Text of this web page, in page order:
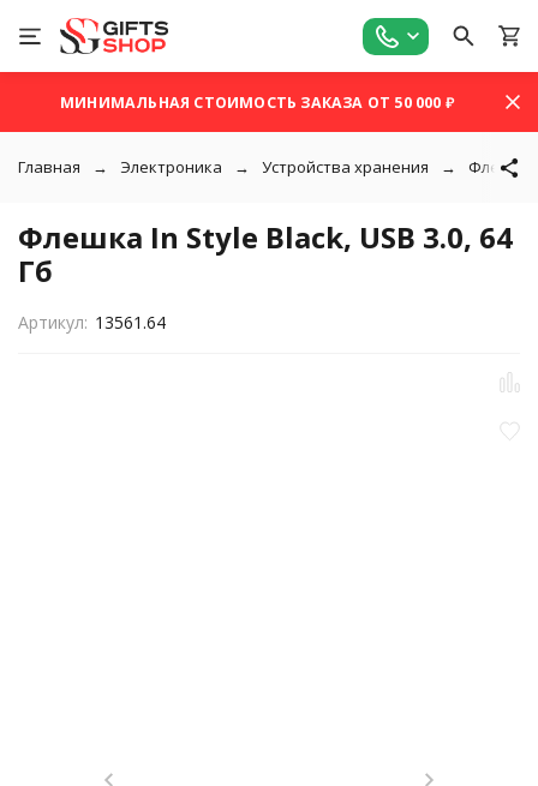
МИНИМАЛЬНАЯ СТОИМОСТЬ ЗАКАЗА ОТ 50 000 ₽
Главная Электроника Устройства хранения Флешки
Флешка In Style Black, USB 3.0, 64
Гб
Артикул: 13561.64